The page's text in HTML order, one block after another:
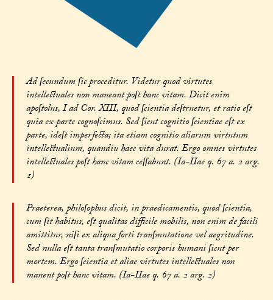
Ad ſecundum ſic proceditur. Videtur quod virtutes
intellectuales non maneant poſt hanc vitam. Dicit enim
apoſtolus, I ad Cor. XIII, quod ſcientia deſtruetur, et ratio eſt
quia ex parte cognoſcimus. Sed ſicut cognitio ſcientiae eſt ex
parte, ideſt imperfecta; ita etiam cognitio aliarum virtutum
intellectualium, quandiu haec vita durat. Ergo omnes virtutes
intellectuales poſt hanc vitam ceſſabunt. (Ia-IIae q. 67 a. 2 arg.
1)
Praeterea, philoſophus dicit, in praedicamentis, quod ſcientia,
cum ſit habitus, eſt qualitas difficile mobilis, non enim de facili
amittitur, niſi ex aliqua forti tranſmutatione vel aegritudine.
Sed nulla eſt tanta tranſmutatio corporis humani ſicut per
mortem. Ergo ſcientia et aliae virtutes intellectuales non
manent poſt hanc vitam. (Ia-IIae q. 67 a. 2 arg. 2)